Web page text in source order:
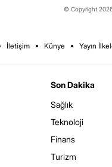
© Copyright 2026
İletişim Künye Yayın
Son Dakika
Sağlık
Teknoloji
Finans
Turizm